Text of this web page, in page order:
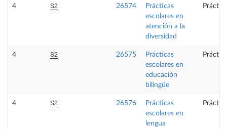
4 S2 26574
Prácticas
escolares en
atención a la
diversidad
4 S2 26575
Prácticas
escolares en
educación
bilingüe
4 S2 26576
Prácticas
escolares en
lengua